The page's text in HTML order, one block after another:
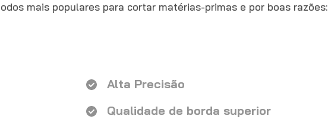
mais populares para cortar matérias-primas e por boas razões:
Alta Precisão
Qualidade de borda superior